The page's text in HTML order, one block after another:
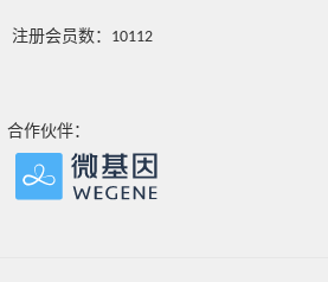
注册会员数：10112
合作伙伴：